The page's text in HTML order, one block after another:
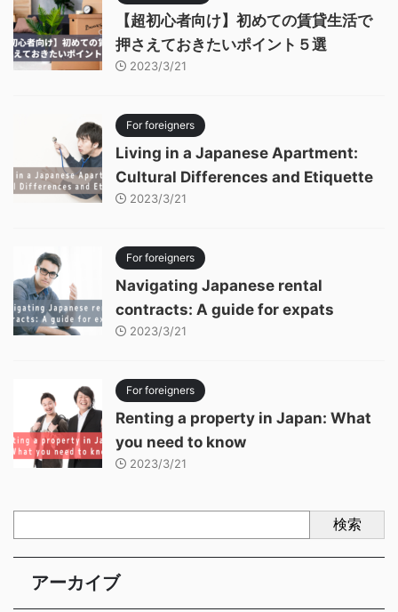
【超初心者向け】初めての賃貸生活で
押さえておきたいポイント５選
2023/3/21
For foreigners
Living in a Japanese Apartment:
Cultural Differences and Etiquette
2023/3/21
For foreigners
Navigating Japanese rental
contracts: A guide for expats
2023/3/21
For foreigners
Renting a property in Japan: What
you need to know
2023/3/21
検索
アーカイブ